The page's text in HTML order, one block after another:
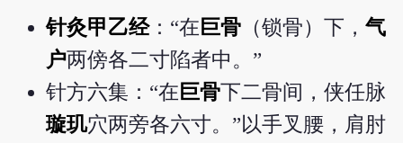
针灸甲乙经：“在 巨骨 （锁骨）下，气
户两傍各二寸陷者中。”
针方六集：“在 巨骨下二骨间，侠任脉
璇玑穴两旁各六寸。”以手叉腰，肩肘